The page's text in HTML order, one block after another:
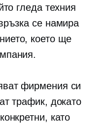
гледа техния
се намира
което ще
фирмения си
трафик, докато
като